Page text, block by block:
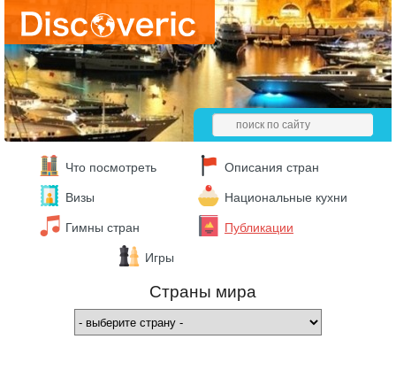
Что посмотреть Описания стран
Визы Национальные кухни
Гимны стран Публикации
Игры
Страны мира